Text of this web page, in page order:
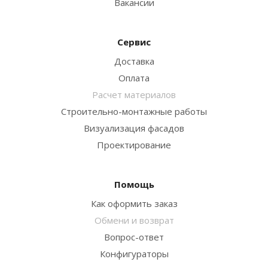
Вакансии
Сервис
Доставка
Оплата
Расчет материалов
Строительно-монтажные работы
Визуализация фасадов
Проектирование
Помощь
Как оформить заказ
Обмени и возврат
Вопрос-ответ
Конфигураторы